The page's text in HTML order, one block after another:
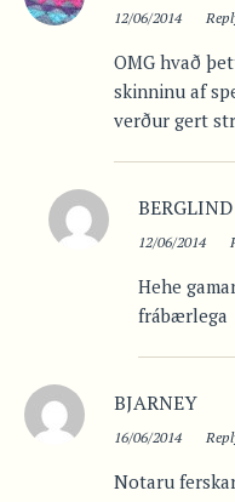
12/06/2014
OMG hvað
skinninu af
verður gert
BERGLIND
12/06/2014
Hehe
frábærlega
BJARNEY
16/06/2014
Notaru